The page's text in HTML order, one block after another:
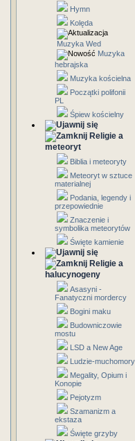
Hymn
Kolęda
Muzyka Wed
Muzyka
hebrajska
Muzyka kościelna
Początki polifonii
PL
Śpiew kościelny
Religie a
meteoryt
Biblia i meteoryty
Meteoryt w sztuce
materialnej
Podania, legendy i
przepowiednie
Znaczenie i
symbolika meteorytów
Święte kamienie
Religie a
halucynogeny
Asasyni -
Fanatyczni mordercy
Bogini maku
Budowniczowie
mostu
LSD a New Age
Ludzie-muchomory
Megality, Opium i
Konopie
Pejotyzm
Szamanizm a
ekstaza
Święte grzyby